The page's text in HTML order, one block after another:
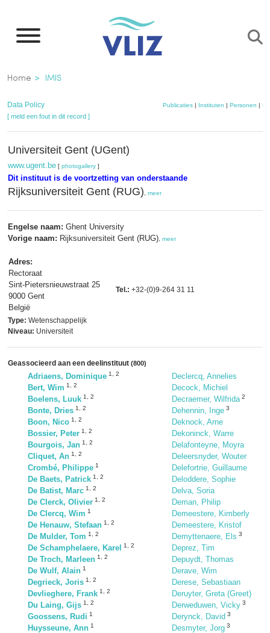
naar
inhoud
gaan
Kruimelpad
Home IMIS
Data Policy Publicaties | Instituten | Personen |
[ meld een fout in dit record ]
Universiteit Gent (UGent)
www.ugent.be [ photogallery ]
Dit instituut is de voortzetting van onderstaande
Rijksuniversiteit Gent (RUG) meer
Engelse naam: Ghent University
Vorige naam: Rijksuniversiteit Gent (RUG) meer
Adres:
Rectoraat
Sint-Pietersnieuwstraat 25
9000 Gent
België
Tel.: +32-(0)9-264 31 11
Type: Wetenschappelijk
Niveau: Universiteit
Geassocieerd aan een deelinstituut (800)
Adriaens, Dominique 1 2
Bert, Wim 1 2
Boelens, Luuk 1 2
Bonte, Dries 1 2
Boon, Nico 1 2
Bossier, Peter 1 2
Bourgois, Jan 1 2
Cliquet, An 1 2
Crombé, Philippe 1
De Baets, Patrick 1 2
De Batist, Marc 1 2
De Clerck, Olivier 1 2
De Clercq, Wim 1
De Henauw, Stefaan 1 2
De Mulder, Tom 1 2
De Schamphelaere, Karel 1 2
De Troch, Marleen 1 2
De Wulf, Alain 1
Degrieck, Joris 1 2
Devlieghere, Frank 1 2
Du Laing, Gijs 1 2
Goossens, Rudi 1
Huysseune, Ann 1
Declercq, Annelies
Decock, Michiel
Decraemer, Wilfrida 2
Dehennin, Inge 3
Deknock, Arne
Dekoninck, Warre
Delafonteyne, Moyra
Deleersnyder, Wouter
Delefortrie, Guillaume
Deloddere, Sophie
Delva, Soria
Deman, Philip
Demeestere, Kimberly
Demeestere, Kristof
Demyttenaere, Els 3
Deprez, Tim
Depuydt, Thomas
Derave, Wim
Derese, Sebastiaan
Deruyter, Greta (Greet)
Derweduwen, Vicky 3
Derynck, David 3
Desmyter, Jorg 3